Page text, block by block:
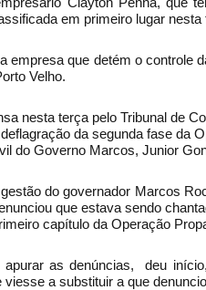
em primeiro lugar nesta
empresa que detém o controle
Velho.
nesta terça pelo Tribunal de
da segunda fase da
do Governo Marcos, Junior
do governador Marcos
que estava sendo
capítulo da Operação
as denúncias, deu
viesse a substituir a que